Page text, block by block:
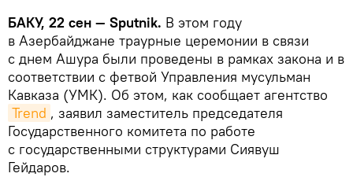
БАКУ, 22 сен — Sputnik. В этом году
в Азербайджане траурные церемонии в связи
с днем Ашура были проведены в рамках закона и в
соответствии с фетвой Управления мусульман
Кавказа (УМК). Об этом, как сообщает агентство
Trend , заявил заместитель председателя
Государственного комитета по работе
с государственными структурами Сиявуш
Гейдаров.